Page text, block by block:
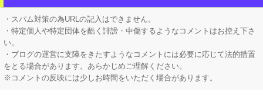
【画像】 ヘソ出しJKさん、股間の方まで見えてしまうｗｗｗｗｗｗｗｗｗ
・スパム対策の為URLの記入はできません。
・特定個人や特定団体を酷く誹謗・中傷するようなコメントはお控え下さ
い。
・ブログの運営に支障をきたすようなコメントには必要に応じて法的措置
をとる場合があります。あらかじめご理解ください。
※コメントの反映には少しお時間をいただく場合があります。